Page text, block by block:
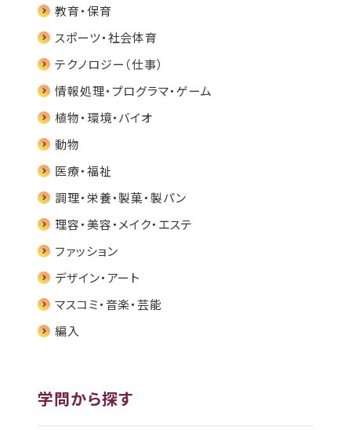
教育・保育
スポーツ・社会体育
テクノロジー（仕事）
情報処理・プログラマ・ゲーム
植物・環境・バイオ
動物
医療・福祉
調理・栄養・製菓・製パン
理容・美容・メイク・エステ
ファッション
デザイン・アート
マスコミ・音楽・芸能
編入
学問から探す